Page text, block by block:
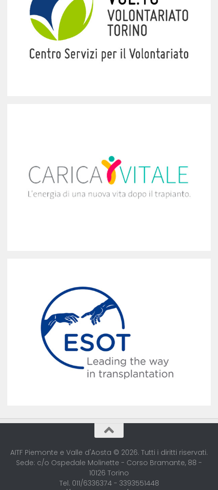
AITF Piemonte e Valle d'Aosta © 2026. Tutti i diritti riservati.
Sede: c/o Ospedale Molinette - Corso Bramante, 88 -
10126 Torino
Tel. 011/6336374 - 3393551448